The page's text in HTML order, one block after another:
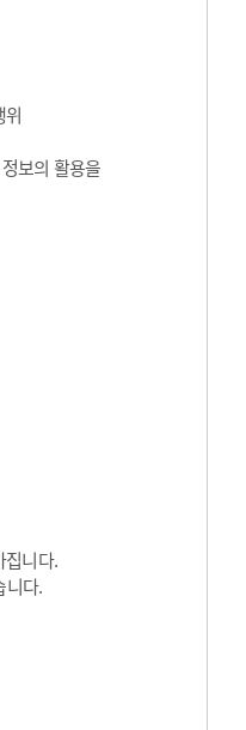
위
보의 활용을
집니다.
니다.